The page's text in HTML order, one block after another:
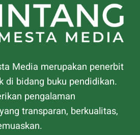
Media merupakan penerbit
di bidang buku pendidikan.
pengalaman
transparan, berkualitas,